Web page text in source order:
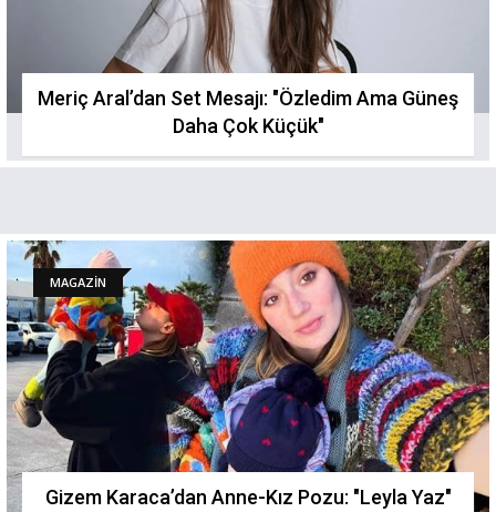
Meriç Aral’dan Set Mesajı: "Özledim Ama Güneş
Daha Çok Küçük"
MAGAZİN
Gizem Karaca’dan Anne-Kız Pozu: "Leyla Yaz"